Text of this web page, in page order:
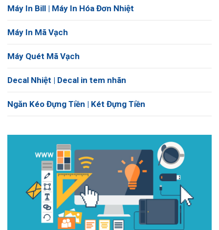
Máy In Bill | Máy In Hóa Đơn Nhiệt
Máy In Mã Vạch
Máy Quét Mã Vạch
Decal Nhiệt | Decal in tem nhãn
Ngăn Kéo Đựng Tiền | Két Đựng Tiền